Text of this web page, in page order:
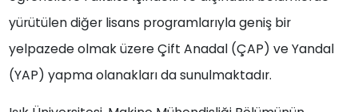
yürütülen diğer lisans programlarıyla geniş bir
yelpazede olmak üzere Çift Anadal (ÇAP) ve Yandal
(YAP) yapma olanakları da sunulmaktadır.